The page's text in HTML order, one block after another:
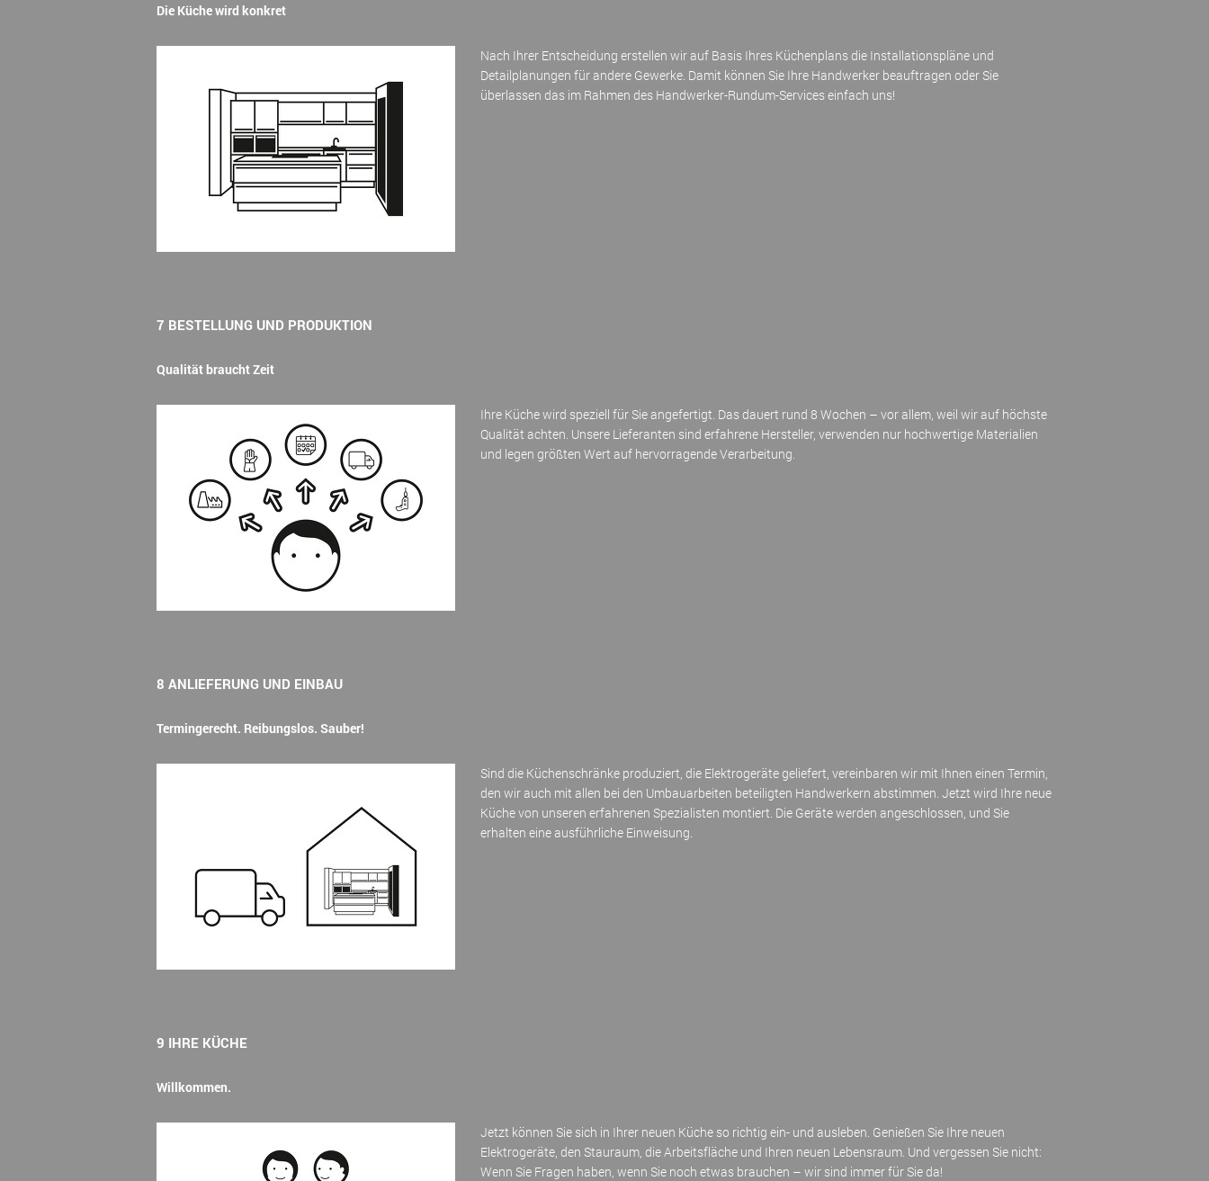
Die Küche wird konkret
Nach Ihrer Entscheidung erstellen wir auf Basis Ihres Küchenplans die Installationspläne und
Detailplanungen für andere Gewerke. Damit können Sie Ihre Handwerker beauftragen oder Sie
überlassen das im Rahmen des Handwerker-Rundum-Services einfach uns!
7 BESTELLUNG UND PRODUKTION
Qualität braucht Zeit
Ihre Küche wird speziell für Sie angefertigt. Das dauert rund 8 Wochen – vor allem, weil wir auf höchste
Qualität achten. Unsere Lieferanten sind erfahrene Hersteller, verwenden nur hochwertige Materialien
und legen größten Wert auf hervorragende Verarbeitung.
8 ANLIEFERUNG UND EINBAU
Termingerecht. Reibungslos. Sauber!
Sind die Küchenschränke produziert, die Elektrogeräte geliefert, vereinbaren wir mit Ihnen einen Termin,
den wir auch mit allen bei den Umbauarbeiten beteiligten Handwerkern abstimmen. Jetzt wird Ihre neue
Küche von unseren erfahrenen Spezialisten montiert. Die Geräte werden angeschlossen, und Sie
erhalten eine ausführliche Einweisung.
9 IHRE KÜCHE
Willkommen.
Jetzt können Sie sich in Ihrer neuen Küche so richtig ein- und ausleben. Genießen Sie Ihre neuen
Elektrogeräte, den Stauraum, die Arbeitsfläche und Ihren neuen Lebensraum. Und vergessen Sie nicht:
Wenn Sie Fragen haben, wenn Sie noch etwas brauchen – wir sind immer für Sie da!